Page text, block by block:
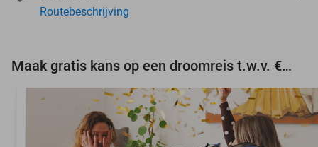
Routebeschrijving
Maak gratis kans op een droomreis t.w.v. €3.000!